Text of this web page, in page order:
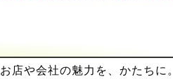
お店や会社の魅力を、かたちに。